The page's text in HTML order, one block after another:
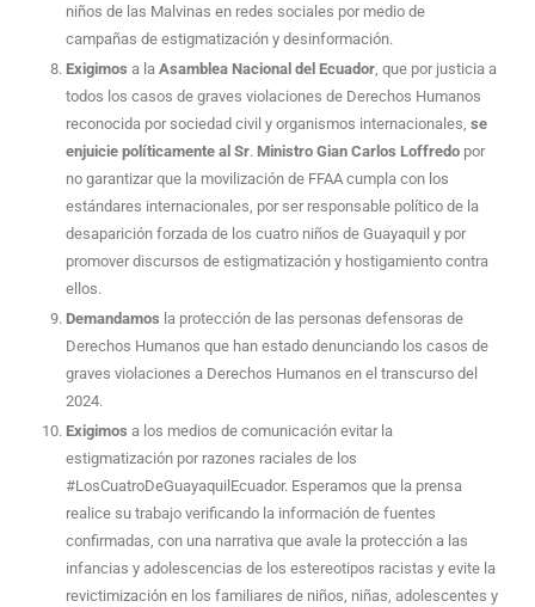
niños de las Malvinas en redes sociales por medio de
campañas de estigmatización y desinformación.
Exigimos a la Asamblea Nacional del Ecuador , que por justicia a
todos los casos de graves violaciones de Derechos Humanos
reconocida por sociedad civil y organismos internacionales, se
enjuicie políticamente al Sr. Ministro Gian Carlos Loffredo por
no garantizar que la movilización de FFAA cumpla con los
estándares internacionales, por ser responsable político de la
desaparición forzada de los cuatro niños de Guayaquil y por
promover discursos de estigmatización y hostigamiento contra
ellos.
Demandamos la protección de las personas defensoras de
Derechos Humanos que han estado denunciando los casos de
graves violaciones a Derechos Humanos en el transcurso del
2024.
Exigimos a los medios de comunicación evitar la
estigmatización por razones raciales de los
#LosCuatroDeGuayaquilEcuador. Esperamos que la prensa
realice su trabajo verificando la información de fuentes
confirmadas, con una narrativa que avale la protección a las
infancias y adolescencias de los estereotipos racistas y evite la
revictimización en los familiares de niños, niñas, adolescentes y